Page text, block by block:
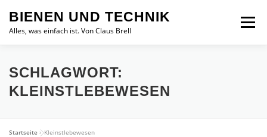
Inhalt
springen
BIENEN UND TECHNIK
Alles, was einfach ist. Von Claus Brell
Menü
SCHLAGWORT:
KLEINSTLEBEWESEN
Startseite »Kleinstlebewesen